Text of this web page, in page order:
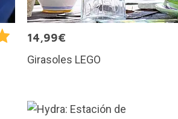
14,99€
Girasoles LEGO